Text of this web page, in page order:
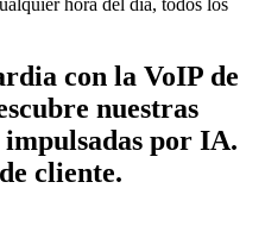
con la VoIP de
nuestras
por IA.
cliente.